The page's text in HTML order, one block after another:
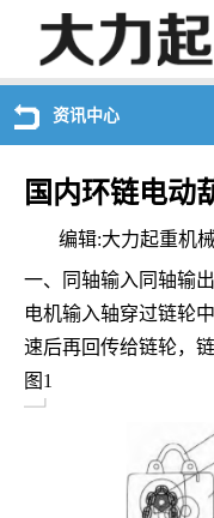
资讯中心
国内环链电动
编辑:大力起重机
一、
同轴输入同轴输
电机输入轴穿过链轮
速后再回传给链轮，
图 1